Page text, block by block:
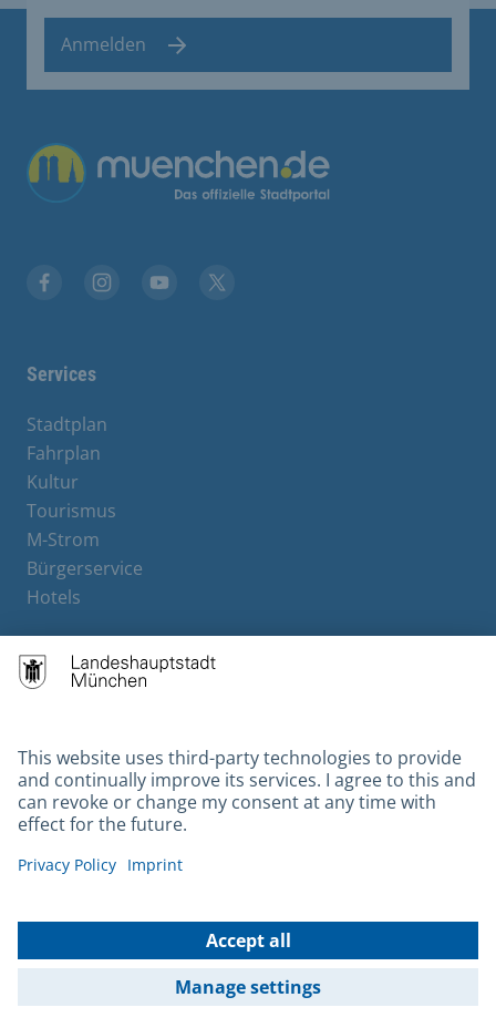
Anmelden
Übergreifende Links
Services
Stadtplan
Fahrplan
Kultur
Tourismus
M-Strom
Bürgerservice
Hotels
Contact
Leichte Sprache
Gebärdensprache
Datenschutz
Impressum
© 2026 Portal München Betriebs GmbH & Co. KG - Ein Service der
Landeshauptstadt München und der Stadtwerke München GmbH